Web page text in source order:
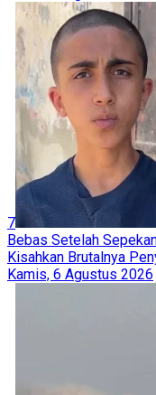
7
Bebas Setelah
Kisahkan Brutalnya
Kamis, 6 Agustus 2026